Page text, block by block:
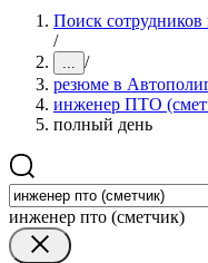
Поиск
/
... /
резюме в
инженер ПТО
полный день
инженер пто (сметчик)